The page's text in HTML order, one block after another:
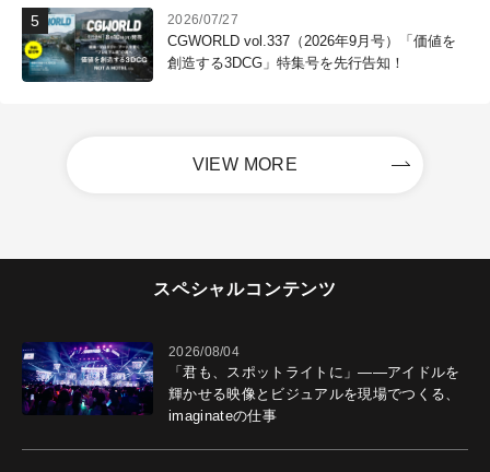
2026/07/27
CGWORLD vol.337（2026年9月号）「価値を
創造する3DCG」特集号を先行告知！
VIEW MORE
スペシャルコンテンツ
2026/08/04
「君も、スポットライトに」――アイドルを
輝かせる映像とビジュアルを現場でつくる、
imaginateの仕事